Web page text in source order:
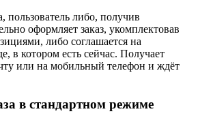
пользователь либо, получив
оформляет заказ, укомплектовав
либо соглашается на
в котором есть сейчас. Получает
или на мобильный телефон и ждёт
в стандартном режиме